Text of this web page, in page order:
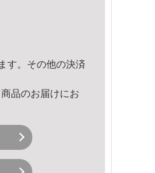
す。その他の決済
品のお届けにお